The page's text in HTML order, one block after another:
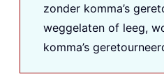
zonder komma’s
weggelaten of leeg,
komma’s